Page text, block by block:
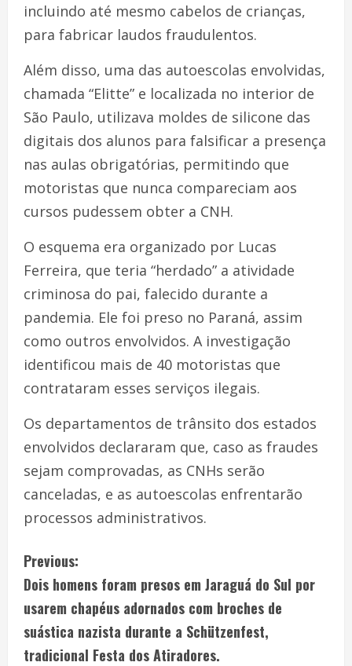
incluindo até mesmo cabelos de crianças,
para fabricar laudos fraudulentos.
Além disso, uma das autoescolas envolvidas,
chamada “Elitte” e localizada no interior de
São Paulo, utilizava moldes de silicone das
digitais dos alunos para falsificar a presença
nas aulas obrigatórias, permitindo que
motoristas que nunca compareciam aos
cursos pudessem obter a CNH.
O esquema era organizado por Lucas
Ferreira, que teria “herdado” a atividade
criminosa do pai, falecido durante a
pandemia. Ele foi preso no Paraná, assim
como outros envolvidos. A investigação
identificou mais de 40 motoristas que
contrataram esses serviços ilegais.
Os departamentos de trânsito dos estados
envolvidos declararam que, caso as fraudes
sejam comprovadas, as CNHs serão
canceladas, e as autoescolas enfrentarão
processos administrativos.
Previous:
Dois homens foram presos em Jaraguá do Sul por
usarem chapéus adornados com broches de
suástica nazista durante a Schützenfest,
tradicional Festa dos Atiradores.